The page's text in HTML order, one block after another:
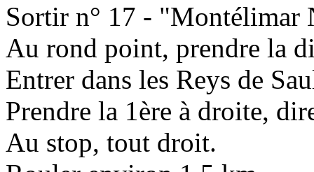
Sortir n° 17 - "Montélimar
Au rond point, prendre la
Entrer dans les Reys de
Prendre la 1ère à droite,
Au stop, tout droit.